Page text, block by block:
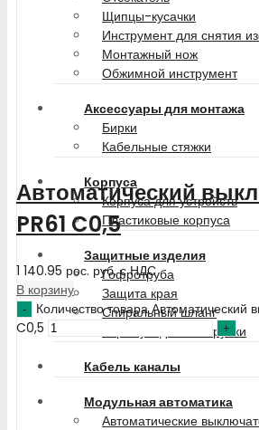
Щипцы-кусачки
Инструмент для снятия
Монтажный нож
Обжимной инструмент
Аксессуары для монтажа
Бирки
Кабельные стяжки
Корпуса
Корпуса для устройств
Пластиковые корпуса
Защитные изделия
Гофротруба
Защита края
Спиральный шланг
Термоусадочные трубки
Кабель каналы
Модульная автоматика
Автоматические
Автоматический
PR61 C0,5
1 140.95 рос. руб.с НДС
В корзину
Количество товара Автоматический
C0,5